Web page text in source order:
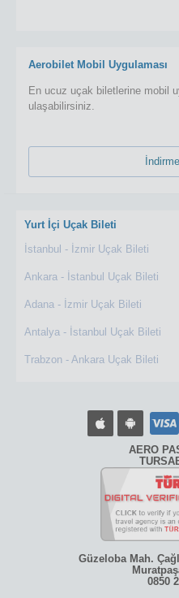
Aerobilet Mobil Uygulaması
En ucuz uçak biletlerine mobil
ulaşabilirsiniz.
Yurt İçi Uçak Bileti
İstanbul - İzmir Uçak Bileti
Ankara - İstanbul Uçak Bileti
Adana - İzmir Uçak Bileti
Antalya - İstanbul Uçak Bileti
Trabzon - Ankara Uçak Bileti
AERO
Güzeloba Mah.
0850